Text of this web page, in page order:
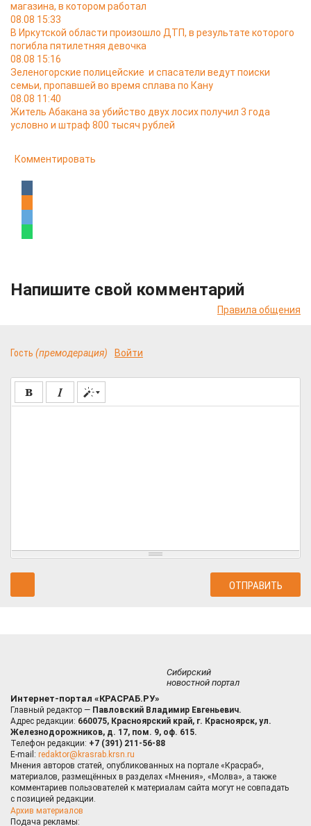
магазина, в котором работал
08.08 15:33
В Иркутской области произошло ДТП, в результате которого
погибла пятилетняя девочка
08.08 15:16
Зеленогорские полицейские и спасатели ведут поиски
семьи, пропавшей во время сплава по Кану
08.08 11:40
Житель Абакана за убийство двух лосих получил 3 года
условно и штраф 800 тысяч рублей
Комментировать
Напишите свой комментарий
Правила общения
Гость (премодерация) Войти
Сибирский
новостной портал
Интернет-портал «КРАСРАБ.РУ»
Главный редактор — Павловский Владимир Евгеньевич.
Адрес редакции: 660075, Красноярский край, г. Красноярск, ул.
Железнодорожников, д. 17, пом. 9, оф. 615.
Телефон редакции: +7 (391) 211-56-88
E-mail: redaktor@krasrab.krsn.ru
Мнения авторов статей, опубликованных на портале «Красраб»,
материалов, размещённых в разделах «Мнения», «Молва», а также
комментариев пользователей к материалам сайта могут не совпадать
с позицией редакции.
Архив материалов
Подача рекламы: